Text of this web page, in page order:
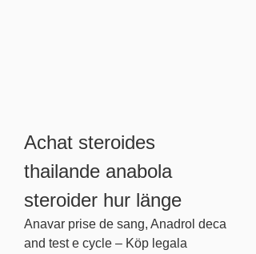
Achat steroides
thailande anabola
steroider hur länge
Anavar prise de sang, Anadrol deca
and test e cycle – Köp legala